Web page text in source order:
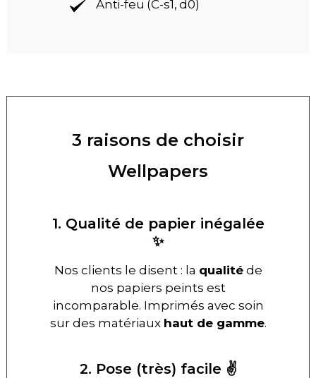
Anti-feu (C-s1, d0)
3 raisons de choisir
Wellpapers
1. Qualité de papier inégalée
✨
Nos clients le disent : la qualitéde
nos papiers peints est
incomparable. Imprimés avec soin
sur des matériaux haut de gamme.
2. Pose (très) facile ✌️